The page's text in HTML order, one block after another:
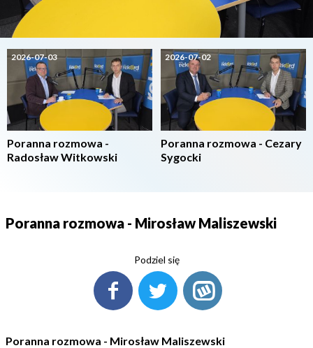
2026-07-03
Poranna rozmowa -
Radosław Witkowski
2026-07-02
Poranna rozmowa - Cezary
Sygocki
Poranna rozmowa - Mirosław Maliszewski
Podziel się
Poranna rozmowa - Mirosław Maliszewski